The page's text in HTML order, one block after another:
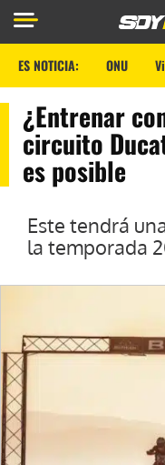
ES NOTICIA: ONU
¿Entrenar
circuito
es posible
Este tendrá
la temporada